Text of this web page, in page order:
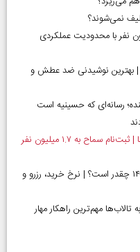
نمی‌شوند؟
در ایران | بیش از ۱۰.۵ میلیون نفر با محدودیت عملکردی
| بهترین نوشیدنی ضد عطش و
رسانه‌ای که حسینیه است
آغاز رسمی برنامه‌های اربعین ۱۴۰۵ در مرز‌ها | ثبت‌نام سماح به ۱.۷ میلیون نفر
قیمت قبر در بهشت زهرا (س) در سال ۱۴۰۵ چقدر است؟ | نرخ خرید، رزرو و
مهم‌ترین راهکار مهار